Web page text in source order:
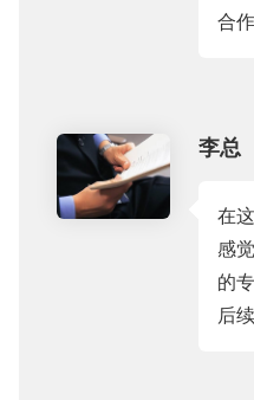
合
李总
在
感
的
后